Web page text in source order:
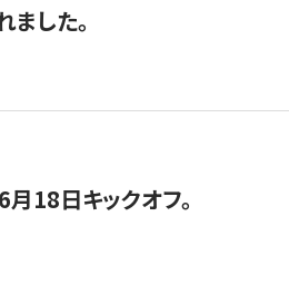
した。
18日キックオフ。